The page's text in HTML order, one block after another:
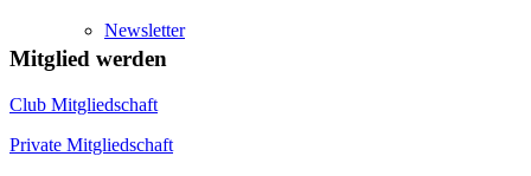
Newsletter
Mitglied werden
Club Mitgliedschaft
Private Mitgliedschaft